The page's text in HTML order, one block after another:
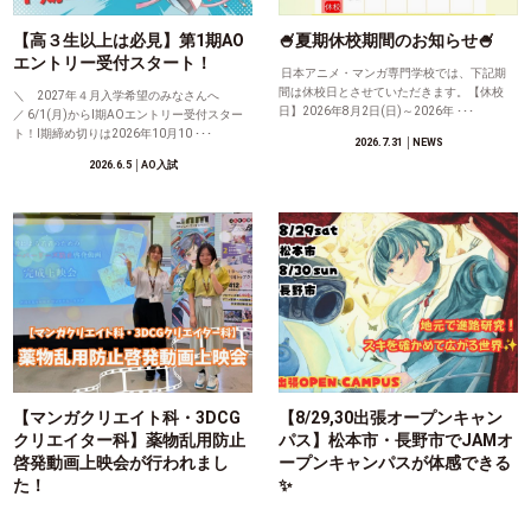
【高３生以上は必見】第1期AO
エントリー受付スタート！
＼ 2027年４月入学希望のみなさんへ
／ 6/1(月)からⅠ期AOエントリー受付スター
ト！Ⅰ期締め切りは2026年10月10 ･･･
2026.6.5│AO入試
🍧夏期休校期間のお知らせ🍧
日本アニメ・マンガ専門学校では、下記期
間は休校日とさせていただきます。【休校
日】2026年8月2日(日)～2026年 ･･･
2026.7.31 │NEWS
【マンガクリエイト科・3DCG
クリエイター科】薬物乱用防止
啓発動画上映会が行われまし
た！
【8/29,30出張オープンキャン
パス】松本市・長野市でJAMオ
ープンキャンパスが体感できる
✨